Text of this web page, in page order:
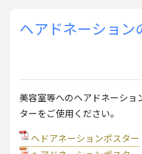
ヘアドネーション
美容室等へのヘアドネーショ
ターをご使用ください。
ヘドアネーションポスター